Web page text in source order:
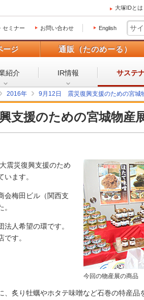
大塚IDとは
セミナー お問い合わせ English
ージ 通販（たのめーる）
紹介 IR情報 サステ
2016年 9月12日 震災復興支援のための宮城
支援のための宮城物産
震災復興支援のため
ます。
会梅田ビル（関西支
人希望の環です。
す。
今回の物産展の商品
、炙り牡蠣やホタテ味噌など石巻の特産品